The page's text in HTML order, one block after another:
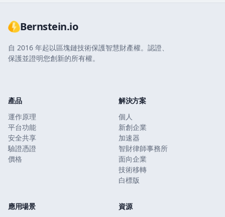
Bernstein.io
自 2016 年起以區塊鏈技術保護智慧財產權。認證、
保護並證明您創新的所有權。
產品
運作原理
平台功能
安全共享
驗證憑證
價格
解決方案
個人
新創企業
加速器
智財律師事務所
面向企業
技術移轉
白標版
應用場景
資源